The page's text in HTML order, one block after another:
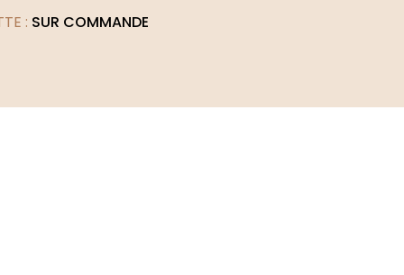
: SUR COMMANDE